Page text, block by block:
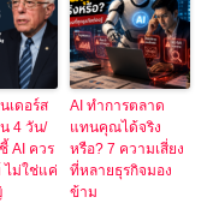
เดอร์ส
4 วัน/
AI ควร
ไม่ใช่แค่
AI ทำการตลาด
แทนคุณได้จริง
หรือ? 7 ความเสี่ยง
ที่หลายธุรกิจมอง
ข้าม